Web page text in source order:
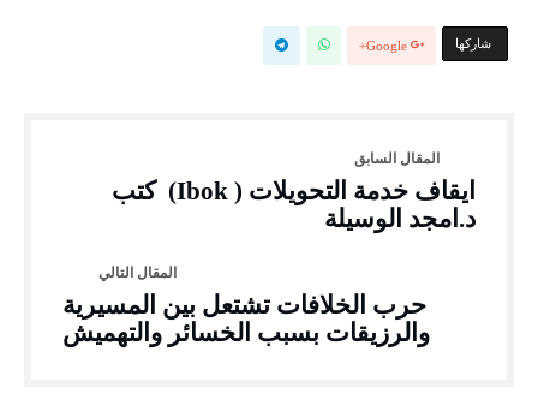
‫‫ شاركها‬ Google+
ايقاف خدمة التحويلات ( Ibok) كتب
د.امجد الوسيلة
حرب الخلافات تشتعل بين المسيرية
والرزيقات بسبب الخسائر والتهميش